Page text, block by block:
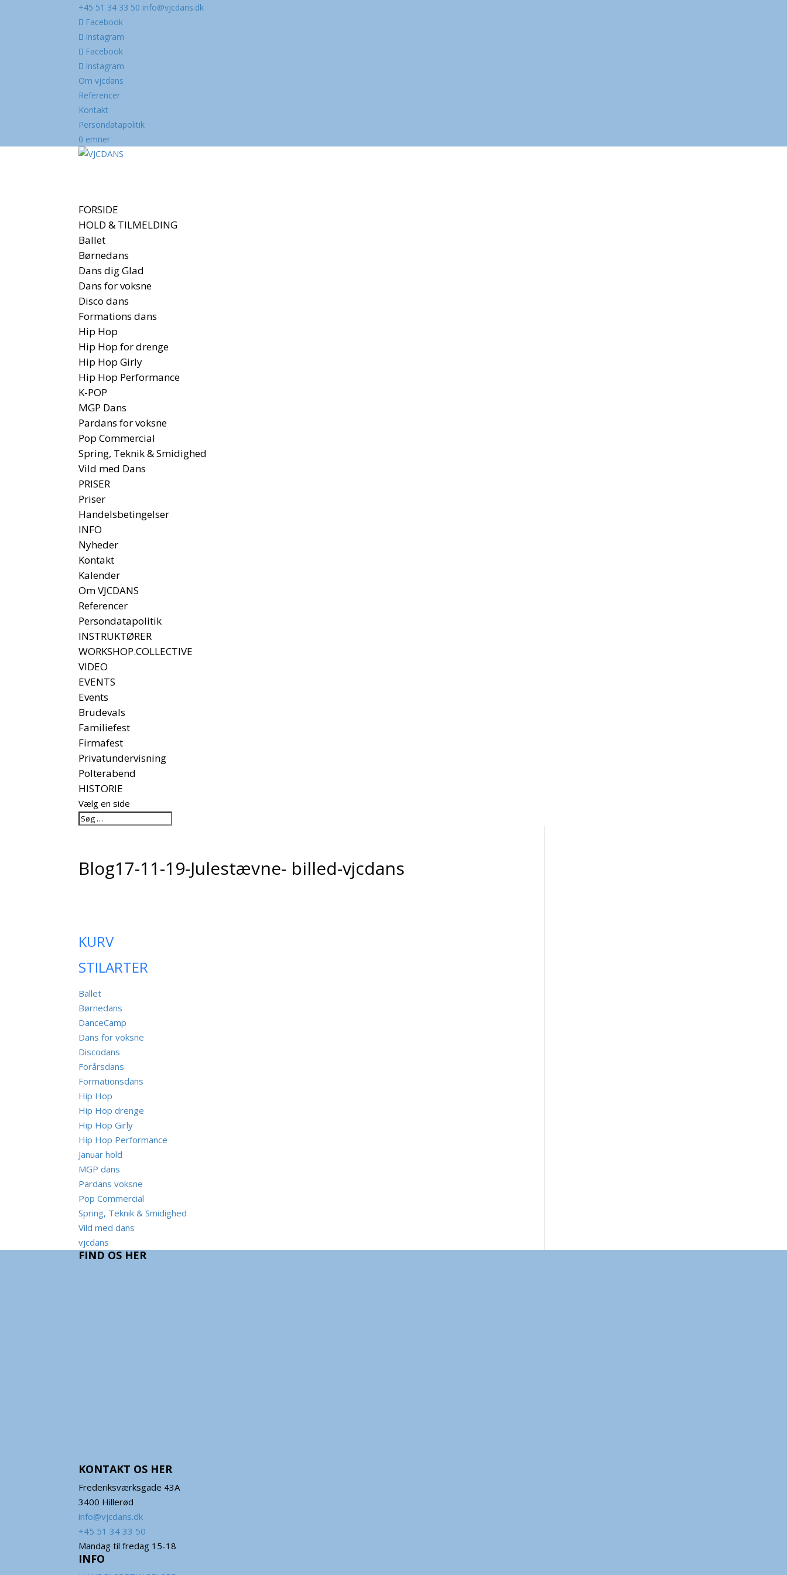
+45 51 34 33 50 info@vjcdans.dk
Facebook
Instagram
Facebook
Instagram
Om vjcdans
Referencer
Kontakt
Persondatapolitik
0 emner
FORSIDE
HOLD & TILMELDING
Ballet
Børnedans
Dans dig Glad
Dans for voksne
Disco dans
Formations dans
Hip Hop
Hip Hop for drenge
Hip Hop Girly
Hip Hop Performance
K-POP
MGP Dans
Pardans for voksne
Pop Commercial
Spring, Teknik & Smidighed
Vild med Dans
PRISER
Priser
Handelsbetingelser
INFO
Nyheder
Kontakt
Kalender
Om VJCDANS
Referencer
Persondatapolitik
INSTRUKTØRER
WORKSHOP.COLLECTIVE
VIDEO
EVENTS
Events
Brudevals
Familiefest
Firmafest
Privatundervisning
Polterabend
HISTORIE
Vælg en side
Blog17-11-19-Julestævne- billed-vjcdans
KURV
STILARTER
Ballet
Børnedans
DanceCamp
Dans for voksne
Discodans
Forårsdans
Formationsdans
Hip Hop
Hip Hop drenge
Hip Hop Girly
Hip Hop Performance
Januar hold
MGP dans
Pardans voksne
Pop Commercial
Spring, Teknik & Smidighed
Vild med dans
vjcdans
FIND OS HER
KONTAKT OS HER
Frederiksværksgade 43A
3400 Hillerød
info@vjcdans.dk
+45 51 34 33 50
Mandag til fredag 15-18
INFO